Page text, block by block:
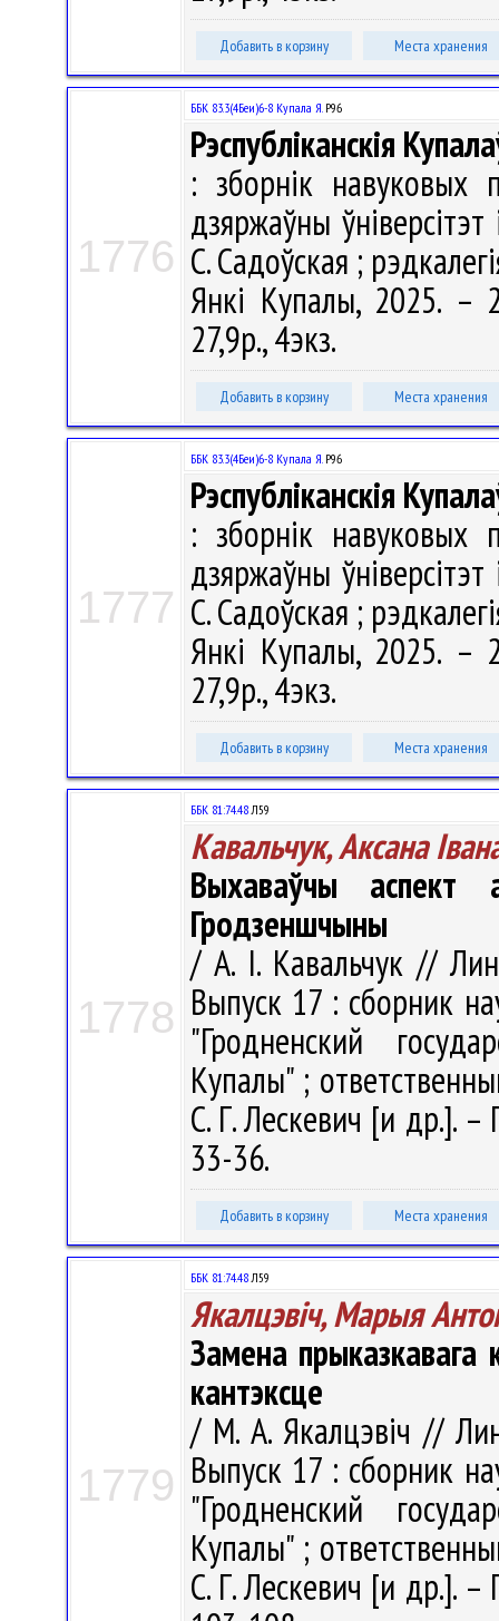
Добавить в корзину Места хранения
1776
ББК 83.3(4Беи)6-8 Купала Я.Р96
Рэспубліканскія
: зборнік навуковых
дзяржаўны
С. Садоўская ;
Янкі Купалы, 2025. –
27,9р., 4экз.
Добавить в корзину Места хранения
1777
ББК 83.3(4Беи)6-8 Купала Я.Р96
Рэспубліканскія
: зборнік навуковых
дзяржаўны
С. Садоўская ;
Янкі Купалы, 2025. –
27,9р., 4экз.
Добавить в корзину Места хранения
1778
ББК 81:74.48Л59
Кавальчук, Аксана
Выхаваўчы аспект
Гродзеншчыны
/ А. І. Кавальчук //
Выпуск 17 : сборник
"Гродненский
Купалы" ;
С. Г. Лескевич [и др.].
33-36.
Добавить в корзину Места хранения
1779
ББК 81:74.48Л59
Якалцэвіч, Марыя
Замена прыказкавага
кантэксце
/ М. А. Якалцэвіч //
Выпуск 17 : сборник
"Гродненский
Купалы" ;
С. Г. Лескевич [и др.].